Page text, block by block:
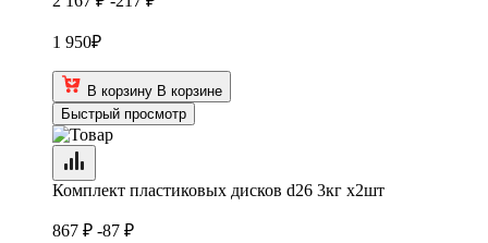
1 950₽
В корзину В корзине
Быстрый просмотр
Комплект пластиковых дисков d26 3кг х2шт
867 ₽ -87 ₽